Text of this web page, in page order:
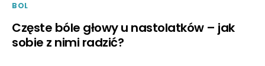
BOL
Częste bóle głowy u nastolatków – jak
sobie z nimi radzić?